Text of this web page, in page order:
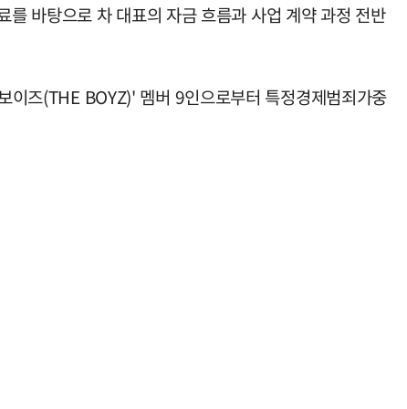
바탕으로 차 대표의 자금 흐름과 사업 계약 과정 전반
이즈(THE BOYZ)' 멤버 9인으로부터 특정경제범죄가중